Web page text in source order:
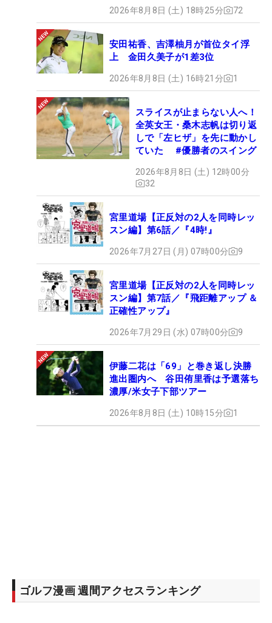
2026年8月8日 (土) 18時25分 72
安田祐香、吉澤柚月が首位タイ浮
上 金田久美子が1差3位
2026年8月8日 (土) 16時21分 1
スライスが止まらない人へ！
全英女王・桑木志帆は切り返
しで「左ヒザ」を先に動かし
ていた #優勝者のスイング
2026年8月8日 (土) 12時00分
32
宮里道場【正反対の2人を同時レッ
スン編】第6話／『4時!』
2026年7月27日 (月) 07時00分 9
宮里道場【正反対の2人を同時レッ
スン編】第7話／『飛距離アップ ＆
正確性アップ』
2026年7月29日 (水) 07時00分 9
伊藤二花は「69」と巻き返し決勝
進出圏内へ 谷田侑里香は予選落ち
濃厚/米女子下部ツアー
2026年8月8日 (土) 10時15分 1
ゴルフ漫画 週間アクセスランキング